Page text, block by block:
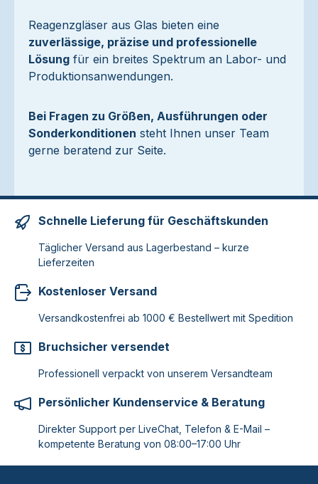
Reagenzgläser aus Glas bieten eine
zuverlässige, präzise und professionelle
Lösung für ein breites Spektrum an Labor- und
Produktionsanwendungen.
Bei Fragen zu Größen, Ausführungen oder
Sonderkonditionen steht Ihnen unser Team
gerne beratend zur Seite.
Schnelle Lieferung für Geschäftskunden
Täglicher Versand aus Lagerbestand – kurze
Lieferzeiten
Kostenloser Versand
Versandkostenfrei ab 1000 € Bestellwert mit Spedition
Bruchsicher versendet
Professionell verpackt von unserem Versandteam
Persönlicher Kundenservice & Beratung
Direkter Support per LiveChat, Telefon & E-Mail –
kompetente Beratung von 08:00–17:00 Uhr